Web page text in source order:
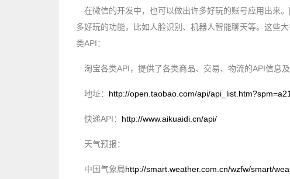
在微信的开发中，也可以做出许多好玩的账号应用出来
多好玩的功能，比如人脸识别、机器人智能聊天等。这些
类API：
淘宝各类API，提供了各类商品、交易、物流的API信息
地址： http://open.taobao.com/api/
快递API： http://www.aikuaidi.cn/api/
天气预报：
中国气象局http://smart.weather.com.cn/wzfw/smart/